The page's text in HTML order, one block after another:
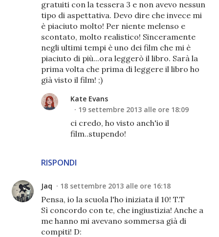
gratuiti con la tessera 3 e non avevo nessun
tipo di aspettativa. Devo dire che invece mi
è piaciuto molto! Per niente melenso e
scontato, molto realistico! Sinceramente
negli ultimi tempi è uno dei film che mi è
piaciuto di più...ora leggerò il libro. Sarà la
prima volta che prima di leggere il libro ho
già visto il film! ;)
RISPONDI
Kate Evans
19 settembre 2013 alle ore 18:09
ci credo, ho visto anch'io il
film..stupendo!
Jaq 18 settembre 2013 alle ore 16:18
Pensa, io la scuola l'ho iniziata il 10! T.T
Sì concordo con te, che ingiustizia! Anche a
me hanno mi avevano sommersa già di
compiti! D: